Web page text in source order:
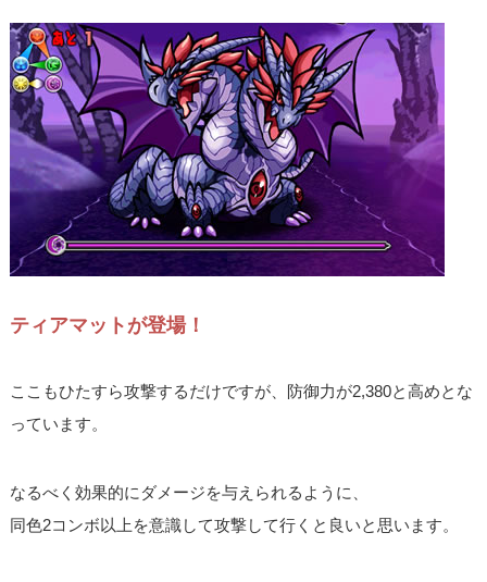
ティアマットが登場！
ここもひたすら攻撃するだけですが、防御力が2,380と高めとな
っています。
なるべく効果的にダメージを与えられるように、
同色2コンボ以上を意識して攻撃して行くと良いと思います。